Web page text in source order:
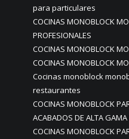
para particulares
COCINAS MONOBLOCK
PROFESIONALES
COCINAS MONOBLOCK
COCINAS MONOBLOCK
Cocinas monoblock
restaurantes
COCINAS MONOBLOCK
ACABADOS DE ALTA GAMA
COCINAS MONOBLOCK